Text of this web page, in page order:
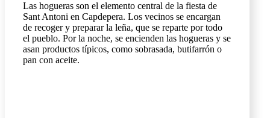
Las hogueras son el elemento central de la fiesta de
Sant Antoni en Capdepera. Los vecinos se encargan
de recoger y preparar la leña, que se reparte por todo
el pueblo. Por la noche, se encienden las hogueras y se
asan productos típicos, como sobrasada, butifarrón o
pan con aceite.